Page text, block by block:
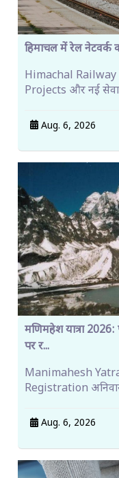
हिमाचल में रेल नेटवर्क
Himachal Railway
Projects और नई
Aug. 6, 2026
मणिमहेश यात्रा
पर र...
Manimahesh
Registration
Aug. 6, 2026